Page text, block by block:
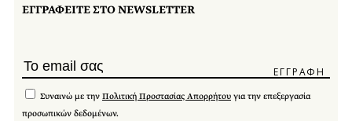
ΕΓΓΡΑΦΕΙΤΕ ΣΤΟ NEWSLETTER
Συναινώ με την Πολιτική Προστασίας Απορρήτου για την επεξεργασία
προσωπικών δεδομένων.